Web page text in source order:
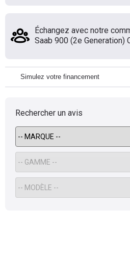
Échangez avec notre
Saab 900 (2e Generation)
Simulez votre financement
Rechercher un avis